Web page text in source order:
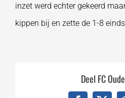
inzet werd echter gekeerd
kippen bij en zette de 1-8
Deel FC